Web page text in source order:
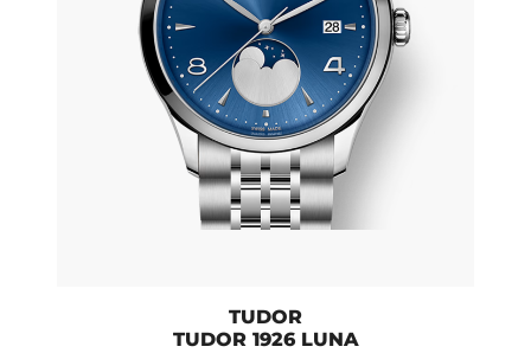
TUDOR
TUDOR 1926 LUNA